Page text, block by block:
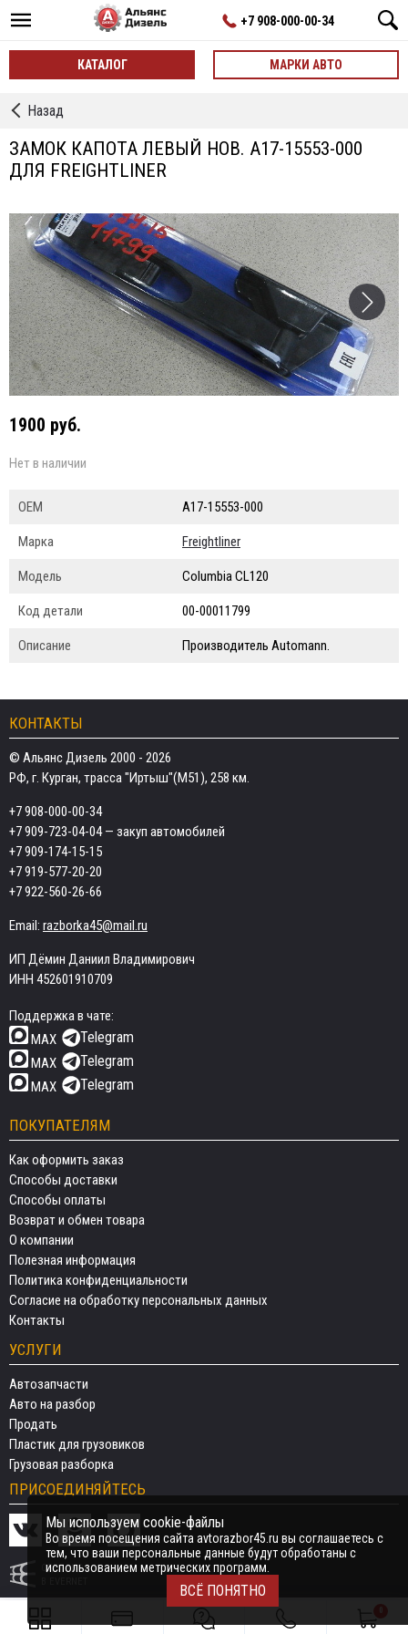
+7 908-000-00-34
КАТАЛОГ МАРКИ АВТО
←
капота
нов.
Назад
ЗАМОК КАПОТА ЛЕВЫЙ НОВ. A17-15553-000
ДЛЯ FREIGHTLINER
1900 руб.
Нет в наличии
ОЕМ A17-15553-000
Марка Freightliner
Модель Columbia CL120
Код детали 00-00011799
Описание Производитель Automann.
КОНТАКТЫ
© Альянс Дизель 2000 - 2026
РФ, г. Курган, трасса "Иртыш"(М51), 258 км.
+7 908-000-00-34
+7 909-723-04-04— закуп автомобилей
+7 909-174-15-15
+7 919-577-20-20
+7 922-560-26-66
Email: razborka45@mail.ru
ИП Дёмин Даниил Владимирович
ИНН 452601910709
Поддержка в чате:
MAX
Telegram
MAX Telegram
MAX Telegram
ПОКУПАТЕЛЯМ
Как оформить заказ
Способы доставки
Способы оплаты
Возврат и обмен товара
О компании
Полезная информация
Политика конфиденциальности
Согласие на обработку персональных данных
Контакты
УСЛУГИ
Автозапчасти
Авто на разбор
Продать
Пластик для грузовиков
Грузовая разборка
ПРИСОЕДИНЯЙТЕСЬ
СДЕЛАНО
Мы используем cookie-файлы
Во время посещения сайта avtorazbor45.ru вы соглашаетесь с
тем, что ваши персональные данные будут обработаны с
использованием метрических программ.
ВСЁ ПОНЯТНО